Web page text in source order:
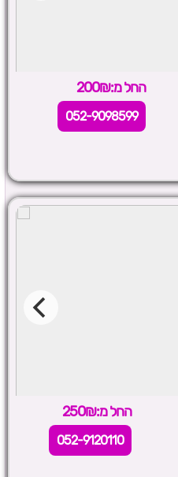
החל מ:200₪
052-9098599
החל מ:250₪
052-9120110